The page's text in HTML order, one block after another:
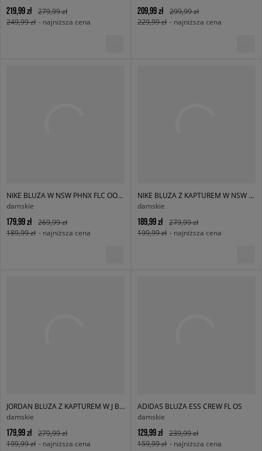
219,99 zł
279,99 zł
249,99 zł - najniższa cena
209,99 zł
299,99 zł
229,99 zł - najniższa cena
NIKE BLUZA W NSW PHNX FLC OOS CREW
damskie
179,99 zł
269,99 zł
189,99 zł - najniższa cena
NIKE BLUZA Z KAPTUREM W NSW PHNX FLC OS PO HOODIE
damskie
189,99 zł
279,99 zł
199,99 zł - najniższa cena
JORDAN BLUZA Z KAPTUREM W J BRK FLC PO 24
damskie
179,99 zł
279,99 zł
199,99 zł - najniższa cena
ADIDAS BLUZA ESS CREW FL OS
damskie
129,99 zł
239,99 zł
159,99 zł - najniższa cena